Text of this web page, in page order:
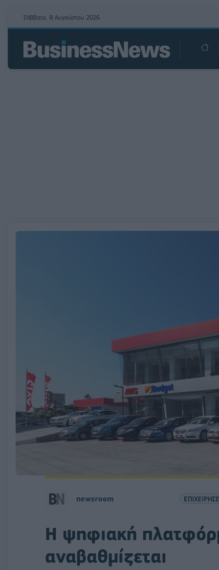
Σάββατο, 8 Αυγούστου 2026
newsroom
Η ψηφιακή
αναβαθμίζεται